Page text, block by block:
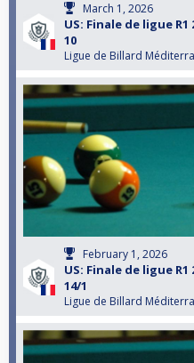
March 1, 2026
US: Finale de ligue R1
10
Ligue de Billard
February 1, 2026
US: Finale de ligue R1
14/1
Ligue de Billard